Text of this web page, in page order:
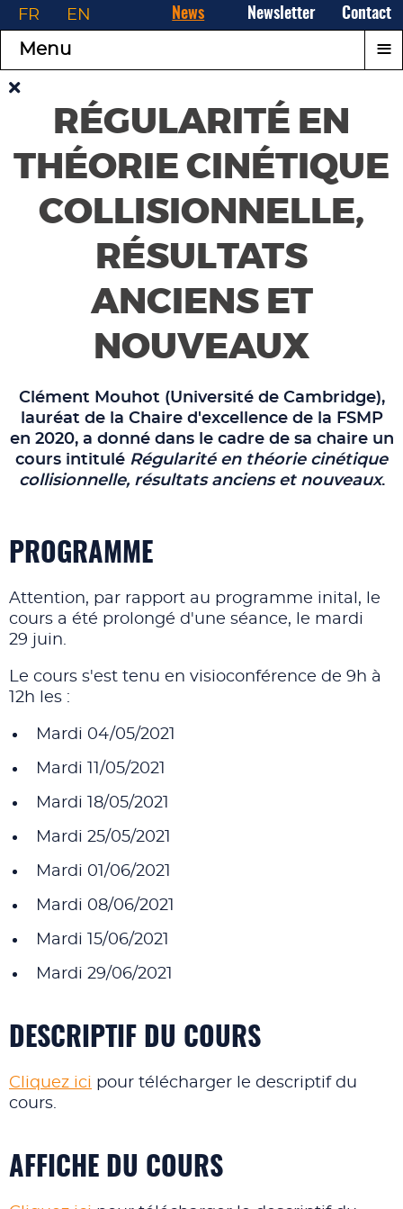
News Newsletter Contact
FR EN
Menu ≡
RÉGULARITÉ EN
THÉORIE CINÉTIQUE
COLLISIONNELLE,
RÉSULTATS
ANCIENS ET
NOUVEAUX
Clément Mouhot (Université de Cambridge),
lauréat de la Chaire d'excellence de la FSMP
en 2020, a donné dans le cadre de sa chaire un
cours intitulé Régularité en théorie cinétique
collisionnelle, résultats anciens et nouveaux.
PROGRAMME
Attention, par rapport au programme inital, le
cours a été prolongé d'une séance, le mardi
29 juin.
Le cours s'est tenu en visioconférence de 9h à
12h les :
Mardi 04/05/2021
Mardi 11/05/2021
Mardi 18/05/2021
Mardi 25/05/2021
Mardi 01/06/2021
Mardi 08/06/2021
Mardi 15/06/2021
Mardi 29/06/2021
DESCRIPTIF DU COURS
Cliquez ici pour télécharger le descriptif du
cours.
AFFICHE DU COURS